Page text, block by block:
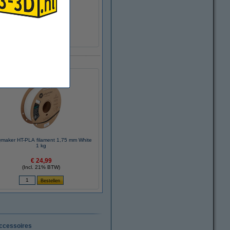
Ø 5,5 cm
6,8 cm
HT-PLA filament 1,75 mm White
1 kg
€ 24,99
(Incl. 21% BTW)